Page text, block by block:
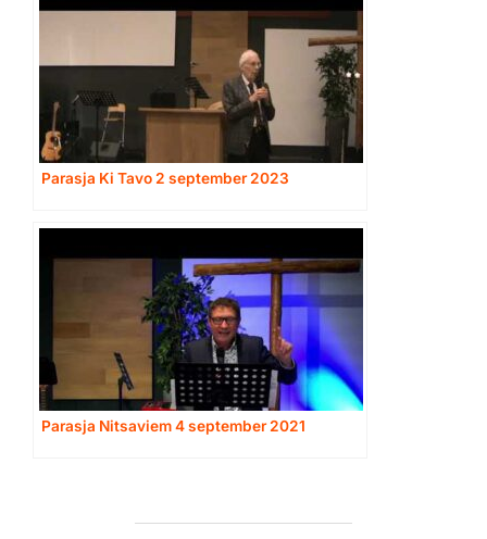
Parasja Ki Tavo 2 september 2023
Parasja Nitsaviem 4 september 2021